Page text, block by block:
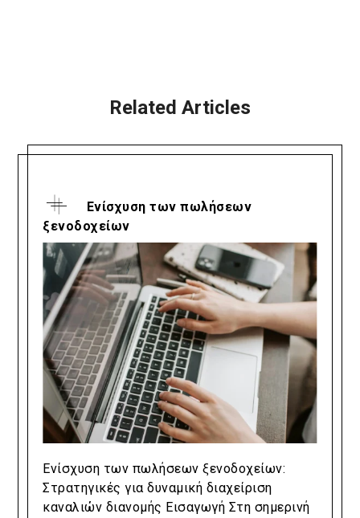
Related Articles
Ενίσχυση των πωλήσεων
ξενοδοχείων
Ενίσχυση των πωλήσεων ξενοδοχείων:
Στρατηγικές για δυναμική διαχείριση
καναλιών διανομής Εισαγωγή Στη σημερινή